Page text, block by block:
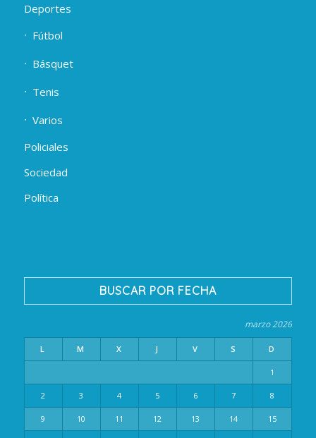
Deportes
Fútbol
Básquet
Tenis
Varios
Policiales
Sociedad
Política
BUSCAR POR FECHA
marzo 2026
L M X J V S D
1
2 3 4 5 6 7 8
9 10 11 12 13 14 15